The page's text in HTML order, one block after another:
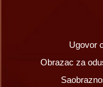
Ugovor
Obrazac za